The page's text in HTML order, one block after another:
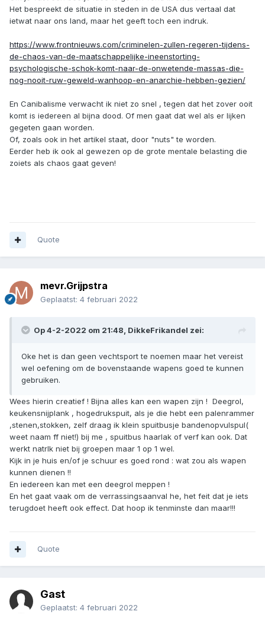
Het bespreekt de situatie in steden in de USA dus vertaal dat
ietwat naar ons land, maar het geeft toch een indruk.
https://www.frontnieuws.com/criminelen-zullen-regeren-tijdens-
de-chaos-van-de-maatschappelijke-ineenstorting-
psychologische-schok-komt-naar-de-onwetende-massas-die-
nog-nooit-ruw-geweld-wanhoop-en-anarchie-hebben-gezien/
En Canibalisme verwacht ik niet zo snel , tegen dat het zover ooit
komt is iedereen al bijna dood. Of men gaat dat wel als er lijken
gegeten gaan worden.
Of, zoals ook in het artikel staat, door "nuts" te worden.
Eerder heb ik ook al gewezen op de grote mentale belasting die
zoiets als chaos gaat geven!
Quote
mevr.Grijpstra
Geplaatst: 4 februari 2022
Op 4-2-2022 om 21:48, DikkeFrikandel zei:
Oke het is dan geen vechtsport te noemen maar het vereist
wel oefening om de bovenstaande wapens goed te kunnen
gebruiken.
Wees hierin creatief ! Bijna alles kan een wapen zijn ! Deegrol,
keukensnijplank , hogedrukspuit, als je die hebt een palenrammer
,stenen,stokken, zelf draag ik klein spuitbusje bandenopvulspul(
weet naam ff niet!) bij me , spuitbus haarlak of verf kan ook. Dat
werkt natrlk niet bij groepen maar 1 op 1 wel.
Kijk in je huis en/of je schuur es goed rond : wat zou als wapen
kunnen dienen !!
En iedereen kan met een deegrol meppen !
En het gaat vaak om de verrassingsaanval he, het feit dat je iets
terugdoet heeft ook effect. Dat hoop ik tenminste dan maar!!!
Quote
Gast
Geplaatst: 4 februari 2022